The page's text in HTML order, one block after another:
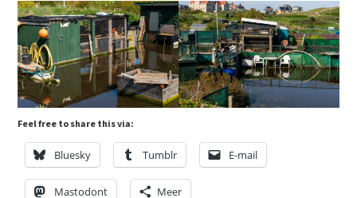
Feel free to share this via:
Bluesky Tumblr E-mail
Mastodont Meer